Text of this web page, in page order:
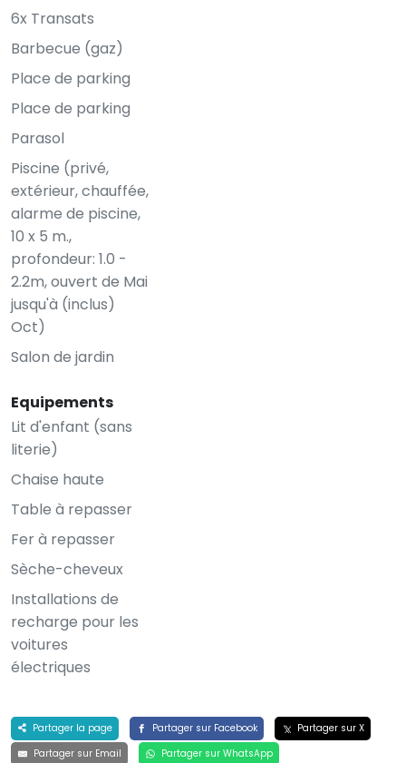
6x Transats
Barbecue (gaz)
Place de parking
Place de parking
Parasol
Piscine (privé,
extérieur, chauffée,
alarme de piscine,
10 x 5 m.,
profondeur: 1.0 -
2.2m, ouvert de Mai
jusqu'à (inclus)
Oct)
Salon de jardin
Equipements
Lit d'enfant (sans
literie)
Chaise haute
Table à repasser
Fer à repasser
Sèche-cheveux
Installations de
recharge pour les
voitures
électriques
Partager la page Partager sur Facebook
Partager sur X
Partager sur Email
Partager sur WhatsApp